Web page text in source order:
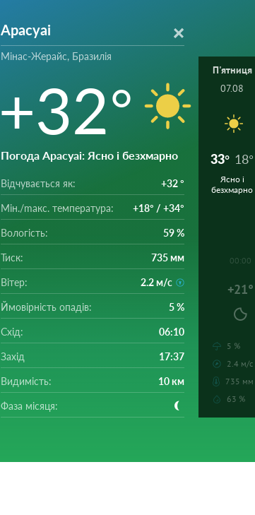
Арасуаі
Мінас-Жерайс, Бразилія
+32°
Погода Арасуаі: Ясно і безхмарно
Відчувається як: +32 °
Мін./mакс. температура: +18° / +34°
Вологість: 59 %
Тиск: 735 мм
Вітер: 2.2 м/с
Ймовірність опадів: 5 %
Схід: 06:10
Захід 17:37
Видимість: 10 км
Фаза місяця:
П'ятниця
07.08
33° 18°
Ясно і
безхмарно
00:00
+21°
5 %
2.4 м/с
735 мм
63 %